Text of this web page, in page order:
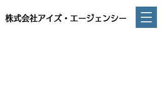
株式会社アイズ・エージェンシー